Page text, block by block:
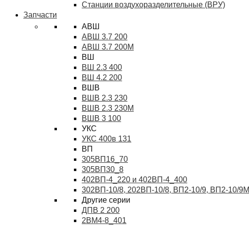
Станции воздухоразделительные (ВРУ)
Запчасти
АВШ
АВШ 3.7 200
АВШ 3.7 200М
ВШ
ВШ 2.3 400
ВШ 4.2 200
ВШВ
ВШВ 2.3 230
ВШВ 2.3 230М
ВШВ 3 100
УКС
УКС 400в 131
ВП
305ВП16_70
305ВП30_8
402ВП-4_220 и 402ВП-4_400
302ВП-10/8, 202ВП-10/8, ВП2-10/9, ВП2-10/9М
Другие серии
ДПВ 2 200
2ВМ4-8_401